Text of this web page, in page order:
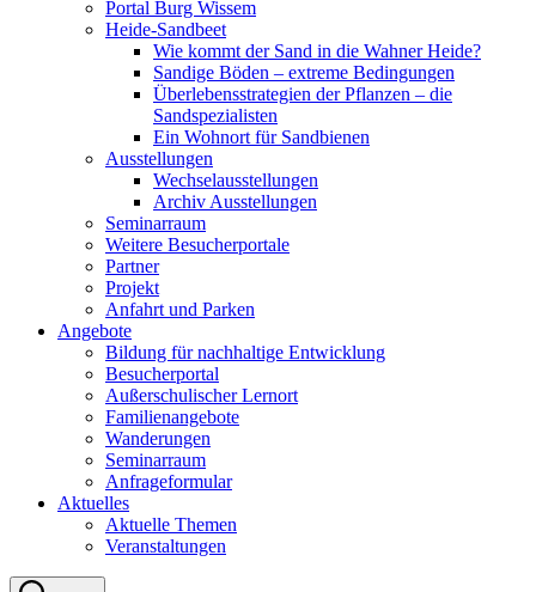
Portal Burg Wissem
Heide-Sandbeet
Wie kommt der Sand in die Wahner Heide?
Sandige Böden – extreme Bedingungen
Überlebensstrategien der Pflanzen – die
Sandspezialisten
Ein Wohnort für Sandbienen
Ausstellungen
Wechselausstellungen
Archiv Ausstellungen
Seminarraum
Weitere Besucherportale
Partner
Projekt
Anfahrt und Parken
Angebote
Bildung für nachhaltige Entwicklung
Besucherportal
Außerschulischer Lernort
Familienangebote
Wanderungen
Seminarraum
Anfrageformular
Aktuelles
Aktuelle Themen
Veranstaltungen